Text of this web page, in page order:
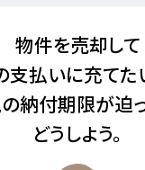
物件を売却して
払いに充てた
納付期限が迫っ
どうしよう。